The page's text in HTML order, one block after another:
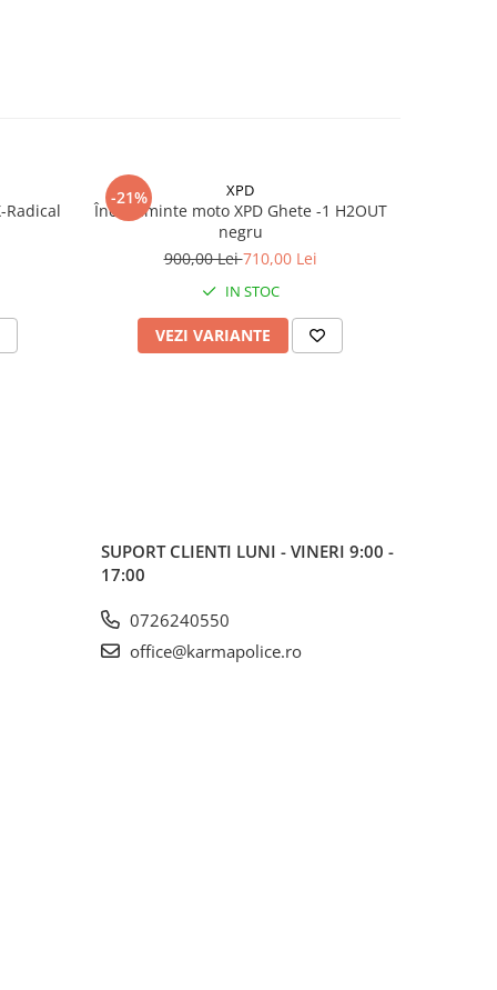
Radical
-21% XPD
Încălțăminte moto XPD Ghete -1 H2OUT
negru
900,00 Lei710,00 Lei
IN STOC
VEZI VARIANTE
SUPORT CLIENTI LUNI - VINERI 9:00 -
17:00
0726240550
office@karmapolice.ro